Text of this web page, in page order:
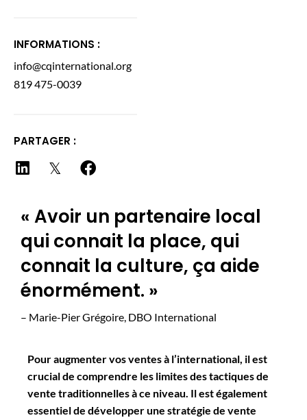
INFORMATIONS :
info@cqinternational.org
819 475-0039
PARTAGER :
« Avoir un partenaire local
qui connait la place, qui
connait la culture, ça aide
énormément. »
– Marie-Pier Grégoire, DBO International
Pour augmenter vos ventes à l’international, il est
crucial de comprendre les limites des tactiques de
vente traditionnelles à ce niveau. Il est également
essentiel de développer une stratégie de vente